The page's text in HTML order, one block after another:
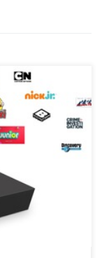
Vier neue
das „Alles-
Mehrsprachig:
TVplus sechs
führender
M‑net TVplus